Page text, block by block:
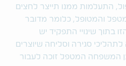
התעלמות ממנו תייצר לחצים
והמטופל, כלומר מדובר
בתוך שינויי התפקיד יש
סגירה וסליחה שיוצרים
בן המשפחה המטפל זוכה לעבור